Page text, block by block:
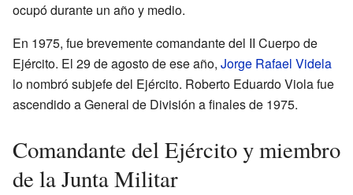
ocupó durante un año y medio.
En 1975, fue brevemente comandante del II Cuerpo de
Ejército. El 29 de agosto de ese año, Jorge Rafael Videla
lo nombró subjefe del Ejército. Roberto Eduardo Viola fue
ascendido a General de División a finales de 1975.
Comandante del Ejército y miembro
de la Junta Militar